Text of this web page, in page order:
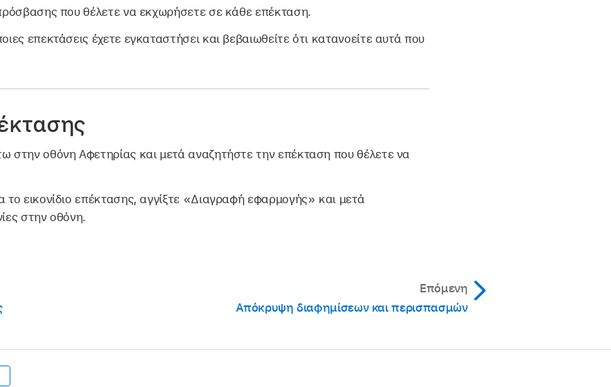
που θέλετε να εκχωρήσετε σε κάθε επέκταση.
επεκτάσεις έχετε εγκαταστήσει και βεβαιωθείτε ότι κατανοείτε αυτά που
στην οθόνη Αφετηρίας και μετά αναζητήστε την επέκταση που θέλετε να
το εικονίδιο επέκτασης, αγγίξτε «Διαγραφή εφαρμογής» και μετά
στην οθόνη.
Επόμενη
Απόκρυψη διαφημίσεων και περισπασμών